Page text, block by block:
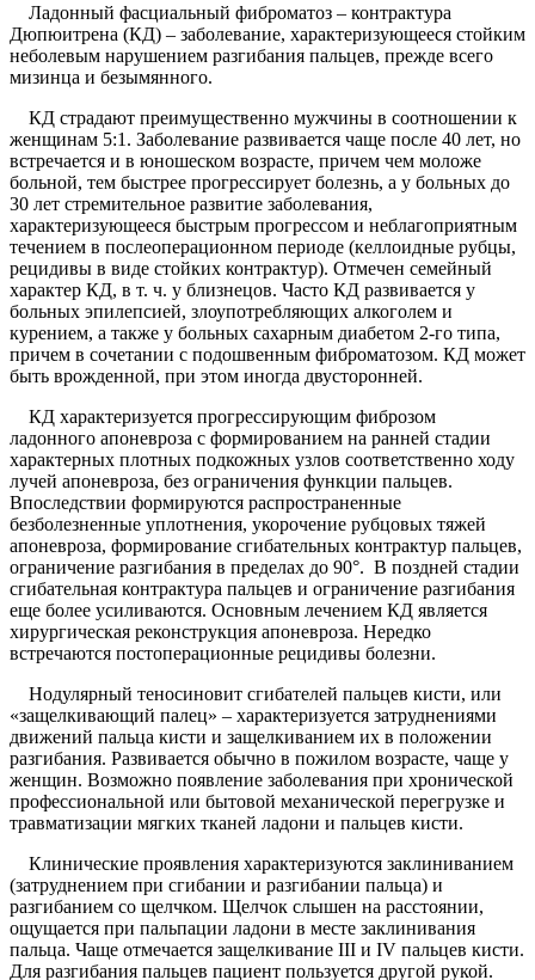
Ладонный фасциальный фиброматоз – контрактура
Дюпюитрена (КД) – заболевание, характеризующееся стойким
неболевым нарушением разгибания пальцев, прежде всего
мизинца и безымянного.
КД страдают преимущественно мужчины в соотношении к
женщинам 5:1. Заболевание развивается чаще после 40 лет, но
встречается и в юношеском возрасте, причем чем моложе
больной, тем быстрее прогрессирует болезнь, а у больных до
30 лет стремительное развитие заболевания,
характеризующееся быстрым прогрессом и неблагоприятным
течением в послеоперационном периоде (келлоидные рубцы,
рецидивы в виде стойких контрактур). Отмечен семейный
характер КД, в т. ч. у близнецов. Часто КД развивается у
больных эпилепсией, злоупотребляющих алкоголем и
курением, а также у больных сахарным диабетом 2-го типа,
причем в сочетании с подошвенным фиброматозом. КД может
быть врожденной, при этом иногда двусторонней.
КД характеризуется прогрессирующим фиброзом
ладонного апоневроза с формированием на ранней стадии
характерных плотных подкожных узлов соответственно ходу
лучей апоневроза, без ограничения функции пальцев.
Впоследствии формируются распространенные
безболезненные уплотнения, укорочение рубцовых тяжей
апоневроза, формирование сгибательных контрактур пальцев,
ограничение разгибания в пределах до 90°. В поздней стадии
сгибательная контрактура пальцев и ограничение разгибания
еще более усиливаются. Основным лечением КД является
хирургическая реконструкция апоневроза. Нередко
встречаются постоперационные рецидивы болезни.
Нодулярный теносиновит сгибателей пальцев кисти, или
«защелкивающий палец» – характеризуется затруднениями
движений пальца кисти и защелкиванием их в положении
разгибания. Развивается обычно в пожилом возрасте, чаще у
женщин. Возможно появление заболевания при хронической
профессиональной или бытовой механической перегрузке и
травматизации мягких тканей ладони и пальцев кисти.
Клинические проявления характеризуются заклиниванием
(затруднением при сгибании и разгибании пальца) и
разгибанием со щелчком. Щелчок слышен на расстоянии,
ощущается при пальпации ладони в месте заклинивания
пальца. Чаще отмечается защелкивание III и IV пальцев кисти.
Для разгибания пальцев пациент пользуется другой рукой.